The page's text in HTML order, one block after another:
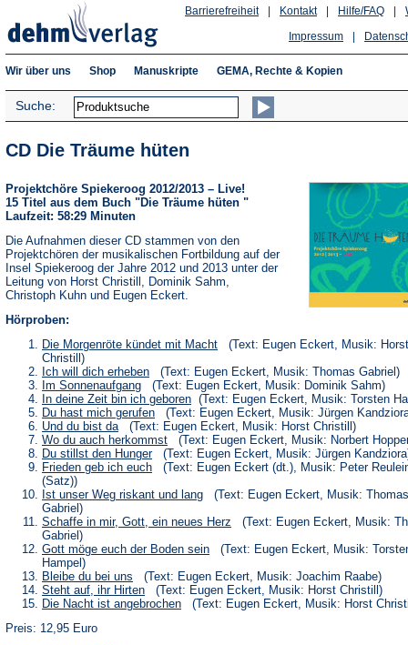
Hilfe/FAQ
Kontakt
Barrierefreiheit
Impressum
Wir über uns Shop Manuskripte GEMA, Rechte & Kopien
Suche:
CD Die Träume hüten
Projektchöre Spiekeroog 2012/2013 – Live!
15 Titel aus dem Buch "Die Träume hüten "
Laufzeit: 58:29 Minuten
Die Aufnahmen dieser CD stammen von den
Projektchören der musikalischen Fortbildung auf der
Insel Spiekeroog der Jahre 2012 und 2013 unter der
Leitung von Horst Christill, Dominik Sahm,
Christoph Kuhn und Eugen Eckert.
Hörproben:
Die Morgenröte kündet mit Macht(Öffnet
einem
neuen
Tab)
(Text: Eugen Eckert, Musik: Horst
Christill)
Ich will dich erheben(Öffnet
in
einem
neuen
Tab)
(Text: Eugen Eckert, Musik: Thomas Gabriel)
Im Sonnenaufgang(Öffnet
in
einem
neuen
Tab)
(Text: Eugen Eckert, Musik: Dominik Sahm)
In deine Zeit bin ich geboren(Öffnet
in
einem
neuen
Tab)
(Text: Eugen Eckert, Musik: Torsten
Du hast mich gerufen(Öffnet
in
einem
neuen
Tab)
(Text: Eugen Eckert, Musik: Jürgen
Und du bist da(Öffnet
in
einem
neuen
Tab)
(Text: Eugen Eckert, Musik: Horst Christill)
Wo du auch herkommst(Öffnet
in
einem
Tab)
(Text: Eugen Eckert, Musik: Norbert
Du stillst den Hunger(Öffnet
in
einem
neuen
Tab)
(Text: Eugen Eckert, Musik: Jürgen
Frieden geb ich euch(Öffnet
einem
neuen
Tab)
(Text: Eugen Eckert (dt.), Musik: Peter
(Satz))
Ist unser Weg riskant und lang(Öffnet
einem
neuen
Tab)
(Text: Eugen Eckert, Musik: Thomas
Gabriel)
Schaffe in mir, Gott, ein neues Herz (Öffnet
einem
Tab)
(Text: Eugen Eckert, Musik:
Gabriel)
Gott möge euch der Boden sein(Öffnet
einem
neuen
Tab)
(Text: Eugen Eckert, Musik:
Hampel)
Bleibe du bei uns (Öffnet
in
einem
neuen
(Text: Eugen Eckert, Musik: Joachim Raabe)
Steht auf, ihr Hirten(Öffnet
in
(Text: Eugen Eckert, Musik: Horst Christill)
Die Nacht ist angebrochen(Öffnet
(Text: Eugen Eckert, Musik: Horst
Preis: 12,95 Euro